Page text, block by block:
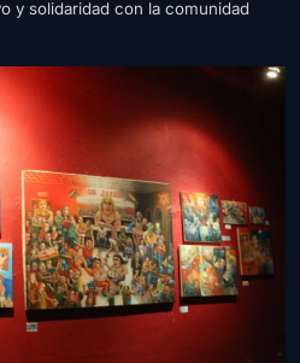
y solidaridad con la comunidad